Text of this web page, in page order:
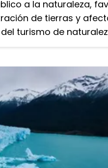
a la naturaleza,
de tierras y
turismo de